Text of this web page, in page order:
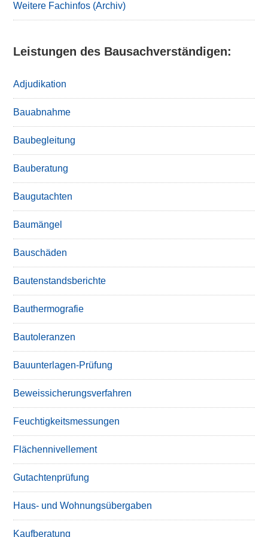
Weitere Fachinfos (Archiv)
Leistungen des Bausachverständigen:
Adjudikation
Bauabnahme
Baubegleitung
Bauberatung
Baugutachten
Baumängel
Bauschäden
Bautenstandsberichte
Bauthermografie
Bautoleranzen
Bauunterlagen-Prüfung
Beweissicherungsverfahren
Feuchtigkeitsmessungen
Flächennivellement
Gutachtenprüfung
Haus- und Wohnungsübergaben
Kaufberatung